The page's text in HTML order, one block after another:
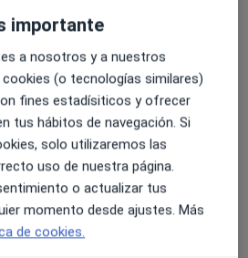
sus vínculos y generando las
persona individual de ese
la resolución de los problemas
cada etapa de las relaciones.
y apoyo
estaré deseando
importante
a nosotros y a nuestros
(o tecnologías similares)
fines estadísiticos y ofrecer
tus hábitos de navegación. Si
solo utilizaremos las
uso de nuestra página.
o actualizar tus
momento desde ajustes. Más
de cookies.